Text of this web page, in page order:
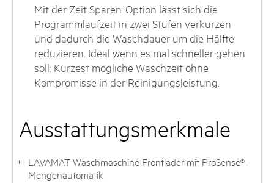
Mit der Zeit Sparen-Option lässt sich die
Programmlaufzeit in zwei Stufen verkürzen
und dadurch die Waschdauer um die Hälfte
reduzieren. Ideal wenn es mal schneller gehen
soll: Kürzest mögliche Waschzeit ohne
Kompromisse in der Reinigungsleistung.
Ausstattungsmerkmale
LAVAMAT Waschmaschine Frontlader mit ProSense®-
Mengenautomatik